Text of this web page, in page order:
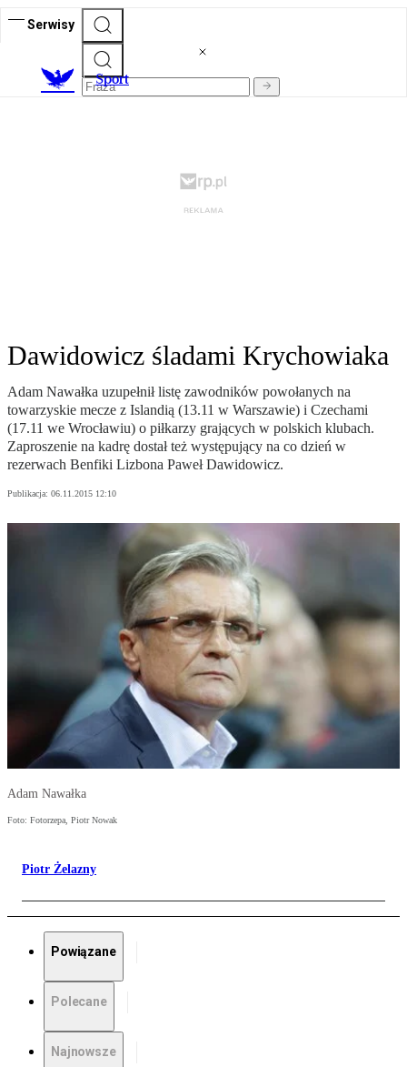
Serwisy
Sport
Dawidowicz śladami Krychowiaka
Adam Nawałka uzupełnił listę zawodników powołanych na
towarzyskie mecze z Islandią (13.11 w Warszawie) i Czechami
(17.11 we Wrocławiu) o piłkarzy grających w polskich klubach.
Zaproszenie na kadrę dostał też występujący na co dzień w
rezerwach Benfiki Lizbona Paweł Dawidowicz.
Publikacja: 06.11.2015 12:10
Adam Nawałka
Foto: Fotorzepa, Piotr Nowak
Piotr Żelazny
Powiązane
Polecane
Najnowsze